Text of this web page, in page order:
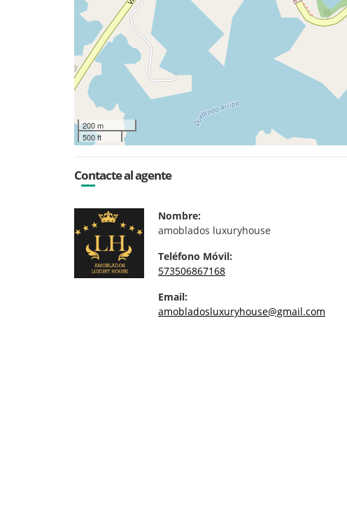
200 m
500 ft
Contacte al agente
Nombre:
amoblados luxuryhouse
Teléfono Móvil:
573506867168
Email:
amobladosluxuryhouse@gmail.com